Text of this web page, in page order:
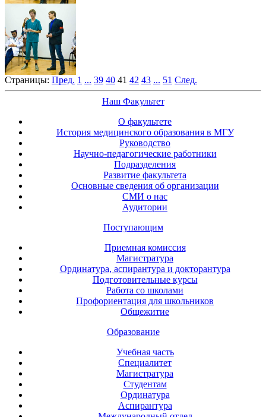
Страницы: Пред. 1 ... 39 40 41 42 43 ... 51 След.
Наш Факультет
О факультете
История медицинского образования в МГУ
Руководство
Научно-педагогические работники
Подразделения
Развитие факультета
Основные сведения об организации
СМИ о нас
Аудитории
Поступающим
Приемная комиссия
Магистратура
Ординатура, аспирантура и докторантура
Подготовительные курсы
Работа со школами
Профориентация для школьников
Общежитие
Образование
Учебная часть
Специалитет
Магистратура
Студентам
Ординатура
Аспирантура